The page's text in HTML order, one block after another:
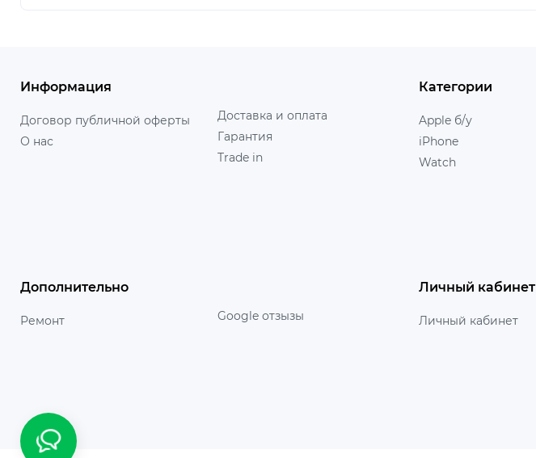
Информация
Договор публичной оферты
О нас
Доставка и оплата
Гарантия
Trade in
Категории
Apple б/у
iPhone
Watch
Дополнительно
Ремонт Google отзызы
Личный кабинет
Личный кабинет